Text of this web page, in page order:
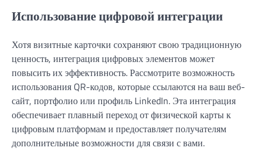
Использование цифровой интеграции
Хотя визитные карточки сохраняют свою традиционную
ценность, интеграция цифровых элементов может
повысить их эффективность. Рассмотрите возможность
использования QR-кодов, которые ссылаются на ваш веб-
сайт, портфолио или профиль LinkedIn. Эта интеграция
обеспечивает плавный переход от физической карты к
цифровым платформам и предоставляет получателям
дополнительные возможности для связи с вами.